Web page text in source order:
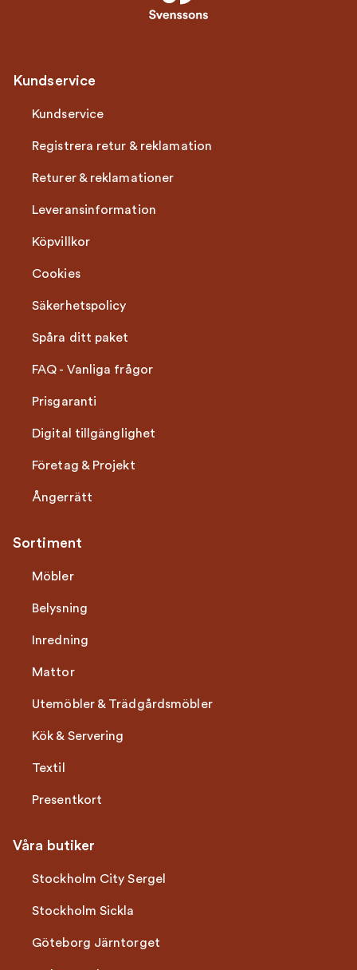
Kundservice
Kundservice
Registrera retur & reklamation
Returer & reklamationer
Leveransinformation
Köpvillkor
Cookies
Säkerhetspolicy
Spåra ditt paket
FAQ - Vanliga frågor
Prisgaranti
Digital tillgänglighet
Företag & Projekt
Ångerrätt
Sortiment
Möbler
Belysning
Inredning
Mattor
Utemöbler & Trädgårdsmöbler
Kök & Servering
Textil
Presentkort
Våra butiker
Stockholm City Sergel
Stockholm Sickla
Göteborg Järntorget